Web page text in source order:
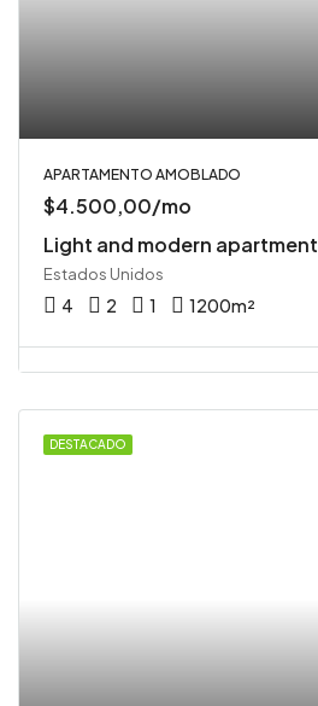
APARTAMENTO AMOBLADO
$4.500,00/mo
Light and modern apartment
Estados Unidos
4 2 1 1200m²
DESTACADO